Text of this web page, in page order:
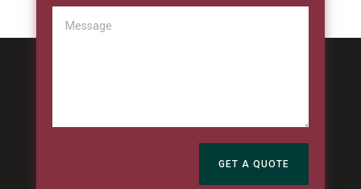
GET A QUOTE